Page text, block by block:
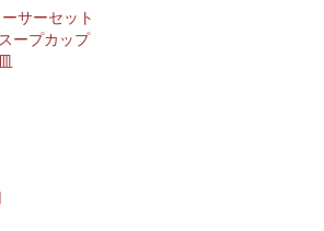
サーセット
ープカップ